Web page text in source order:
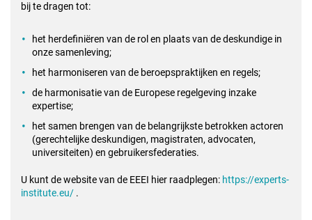
bij te dragen tot:
het herdefiniëren van de rol en plaats van de deskundige in
onze samenleving;
het harmoniseren van de beroepspraktijken en regels;
de harmonisatie van de Europese regelgeving inzake
expertise;
het samen brengen van de belangrijkste betrokken actoren
(gerechtelijke deskundigen, magistraten, advocaten,
universiteiten) en gebruikersfederaties.
U kunt de website van de EEEI hier raadplegen: https://experts-
institute.eu/ .